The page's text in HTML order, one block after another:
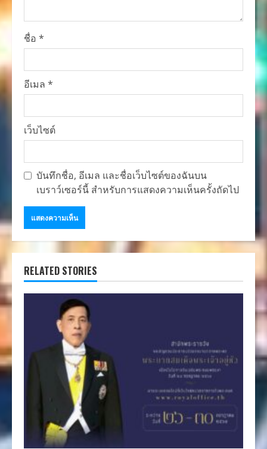
ชื่อ *
อีเมล *
เว็บไซต์
บันทึกชื่อ, อีเมล และชื่อเว็บไซต์ของฉันบน
เบราว์เซอร์นี้ สำหรับการแสดงความเห็นครั้งถัดไป
RELATED STORIES